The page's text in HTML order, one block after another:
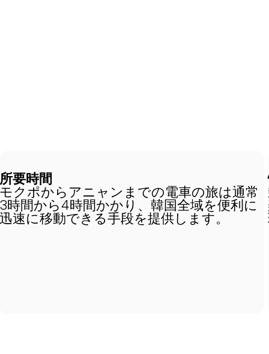
所要時間
モクポからアニャンまでの電車の旅は通常
3時間から4時間かかり、韓国全域を便利に
迅速に移動できる手段を提供します。